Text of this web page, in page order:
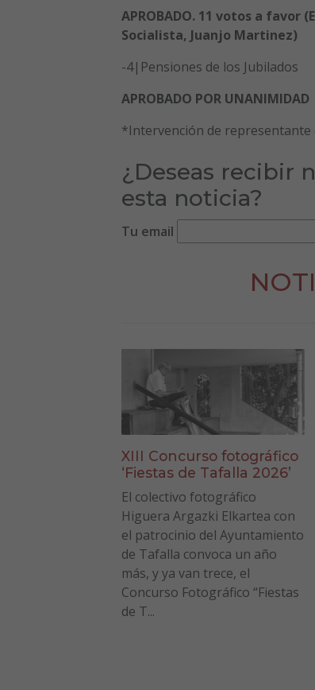
APROBADO. 11 votos a favor
Socialista, Juanjo Martinez)
-4|Pensiones de los Jubilados
APROBADO POR UNANIMIDAD
*Intervención de representante
¿Deseas recibir
esta noticia?
Tu email
XIII Concurso fotográfico
‘Fiestas de Tafalla 2026’
El colectivo fotográfico
Higuera Argazki Elkartea con
el patrocinio del Ayuntamiento
de Tafalla convoca un año
más, y ya van trece, el
Concurso Fotográfico “Fiestas
de T...